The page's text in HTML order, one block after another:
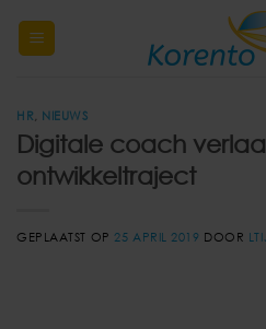
naar
HR NIEUWS
Digitale coach
ontwikkeltraject
GEPLAATST OP25 APRIL 2019 DOOR